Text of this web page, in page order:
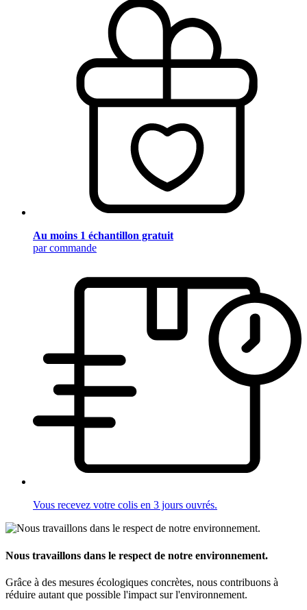
Au moins 1 échantillon gratuit
par commande
Vous recevez votre colis en 3 jours ouvrés.
Nous travaillons dans le respect de notre environnement.
Grâce à des mesures écologiques concrètes, nous contribuons à
réduire autant que possible l'impact sur l'environnement.